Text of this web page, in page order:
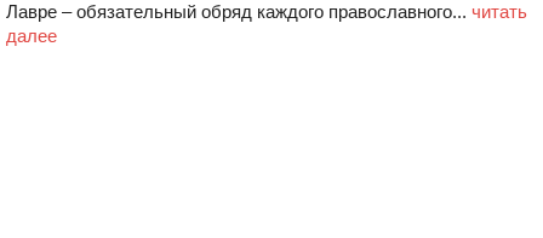
Лавре – обязательный обряд каждого православного... читать
далее